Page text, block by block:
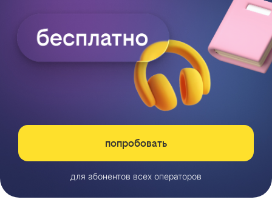
попробовать
для абонентов всех операторов